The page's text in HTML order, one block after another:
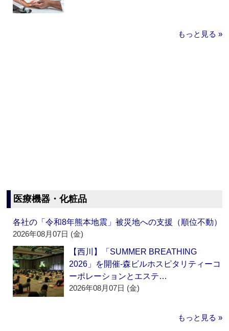
もっと見る »
医療機器・化粧品
各社の「令和8年熊本地震」被災地への支援（順位不動）
2026年08月07日 (金)
【西川】「SUMMER BREATHING
2026」を開催‐森ビルホスピタリティーコ
ーポレーションとエステ…
2026年08月07日 (金)
もっと見る »